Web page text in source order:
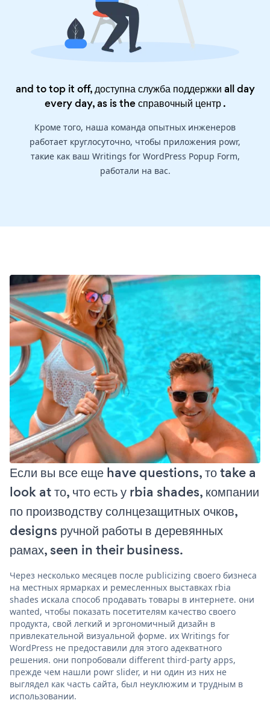
and to top it off, доступна служба поддержки all day
every day, as is theсправочный центр.
Кроме того, наша команда опытных инженеров
работает круглосуточно, чтобы приложения powr,
такие как ваш Writings for WordPress Popup Form,
работали на вас.
Если вы все еще have questions, то take a
look at то, что есть у rbia shades, компании
по производству солнцезащитных очков,
designs ручной работы в деревянных
рамах, seen in their business.
Через несколько месяцев после publicizing своего бизнеса
на местных ярмарках и ремесленных выставках rbia
shades искала способ продавать товары в интернете. они
wanted, чтобы показать посетителям качество своего
продукта, свой легкий и эргономичный дизайн в
привлекательной визуальной форме. их Writings for
WordPress не предоставили для этого адекватного
решения. они попробовали different third-party apps,
прежде чем нашли powr slider, и ни один из них не
выглядел как часть сайта, был неуклюжим и трудным в
использовании.